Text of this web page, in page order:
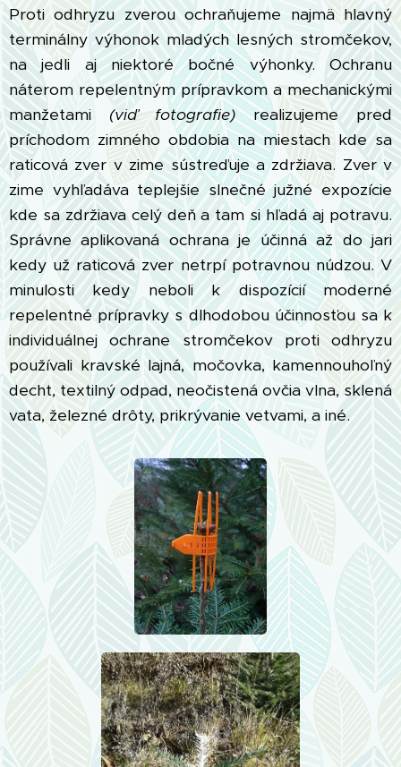
Proti odhryzu zverou ochraňujeme najmä hlavný
terminálny výhonok mladých lesných stromčekov,
na jedli aj niektoré bočné výhonky. Ochranu
náterom repelentným prípravkom a mechanickými
manžetami (viď fotografie)realizujeme pred
príchodom zimného obdobia na miestach kde sa
raticová zver v zime sústreďuje a zdržiava. Zver v
zime vyhľadáva teplejšie slnečné južné expozície
kde sa zdržiava celý deň a tam si hľadá aj potravu.
Správne aplikovaná ochrana je účinná až do jari
kedy už raticová zver netrpí potravnou núdzou. V
minulosti kedy neboli k dispozícií moderné
repelentné prípravky s dlhodobou účinnosťou sa k
individuálnej ochrane stromčekov proti odhryzu
používali kravské lajná, močovka, kamennouhoľný
decht, textilný odpad, neočistená ovčia vlna, sklená
vata, železné drôty, prikrývanie vetvami, a iné.